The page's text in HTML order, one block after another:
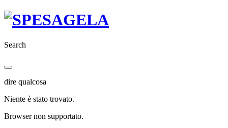
Search
dire qualcosa
Niente è stato trovato.
Browser non supportato.